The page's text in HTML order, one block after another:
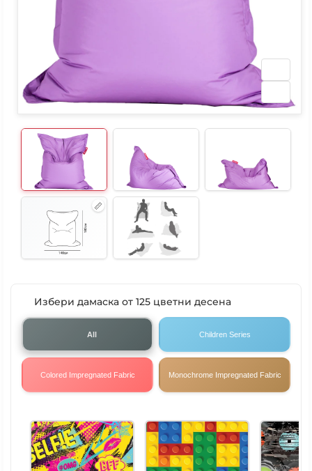
Избери дамаска от 125 цветни десена
All Children Series
Colored Impregnated Fabric Monochrome Impregnated Fabric